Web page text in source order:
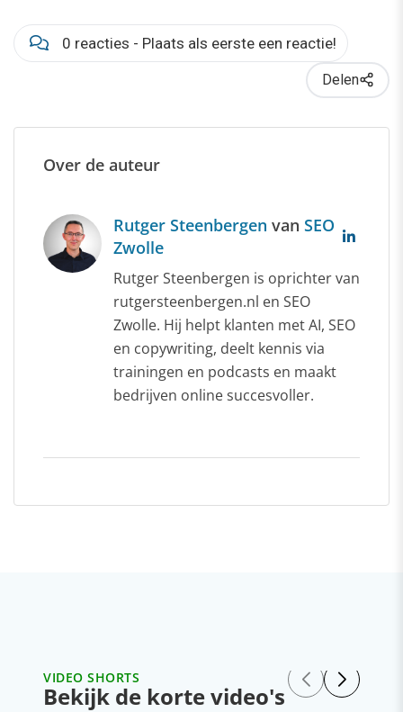
0 reacties - Plaats als eerste een reactie!
Delen
Over de auteur
Rutger Steenbergen van SEO
Zwolle
Rutger Steenbergen is oprichter van
rutgersteenbergen.nl en SEO
Zwolle. Hij helpt klanten met AI, SEO
en copywriting, deelt kennis via
trainingen en podcasts en maakt
bedrijven online succesvoller.
VIDEO SHORTS
Bekijk de korte video's